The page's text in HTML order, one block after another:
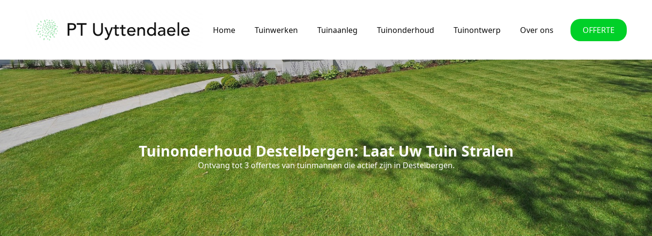
Home Tuinwerken Tuinaanleg Tuinonderhoud Tuinontwerp Over ons OFFERTE
Tuinonderhoud Destelbergen: Laat Uw Tuin Stralen
Ontvang tot 3 offertes van tuinmannen die actief zijn in Destelbergen.